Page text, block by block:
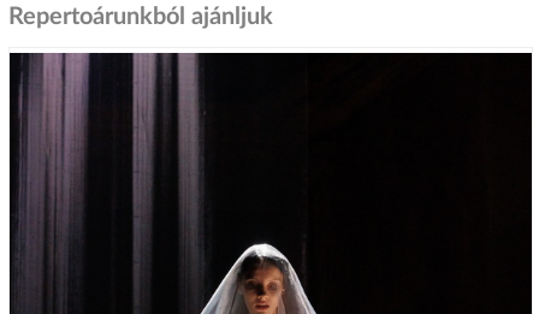
Repertoárunkból ajánljuk